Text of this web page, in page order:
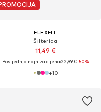
FLEXFIT
Šilterica
11,49 €
Posljednja najniža cijena:22,99 €-50%
+10